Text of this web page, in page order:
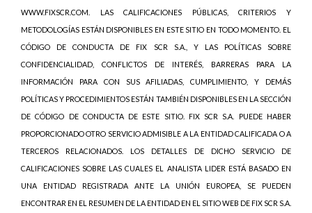
WWW.FIXSCR.COM. LAS CALIFICACIONES PÚBLICAS, CRITERIOS Y
METODOLOGÍAS ESTÁN DISPONIBLES EN ESTE SITIO EN TODO MOMENTO. EL
CÓDIGO DE CONDUCTA DE FIX SCR S.A., Y LAS POLÍTICAS SOBRE
CONFIDENCIALIDAD, CONFLICTOS DE INTERÉS, BARRERAS PARA LA
INFORMACIÓN PARA CON SUS AFILIADAS, CUMPLIMIENTO, Y DEMÁS
POLÍTICAS Y PROCEDIMIENTOS ESTÁN TAMBIÉN DISPONIBLES EN LA SECCIÓN
DE CÓDIGO DE CONDUCTA DE ESTE SITIO. FIX SCR S.A. PUEDE HABER
PROPORCIONADO OTRO SERVICIO ADMISIBLE A LA ENTIDAD CALIFICADA O A
TERCEROS RELACIONADOS. LOS DETALLES DE DICHO SERVICIO DE
CALIFICACIONES SOBRE LAS CUALES EL ANALISTA LIDER ESTÁ BASADO EN
UNA ENTIDAD REGISTRADA ANTE LA UNIÓN EUROPEA, SE PUEDEN
ENCONTRAR EN EL RESUMEN DE LA ENTIDAD EN EL SITIO WEB DE FIX SCR S.A.